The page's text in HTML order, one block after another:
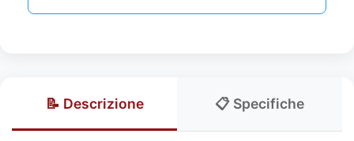
📝 Descrizione 📋 Specifiche